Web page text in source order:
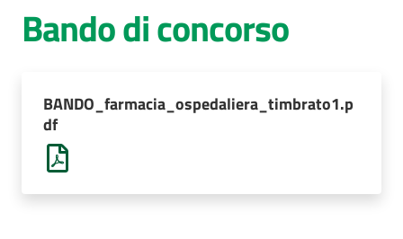
Luoghi di
AUSL
Comunica
Bando di concorso
BANDO_farmacia_ospedaliera_timbrato1.p
df